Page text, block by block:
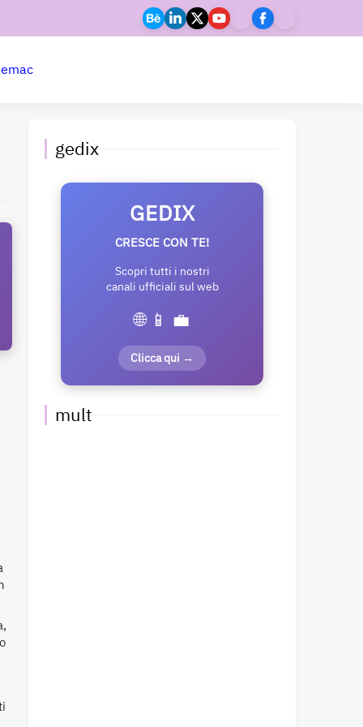
mac
gedix
GEDIX
CRESCE CON TE!
Scopri tutti i nostri
canali ufficiali sul web
🌐 📱 💼
Clicca qui →
mult